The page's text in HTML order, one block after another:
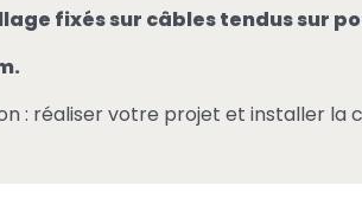
fixés sur câbles tendus sur
: réaliser votre projet et installer